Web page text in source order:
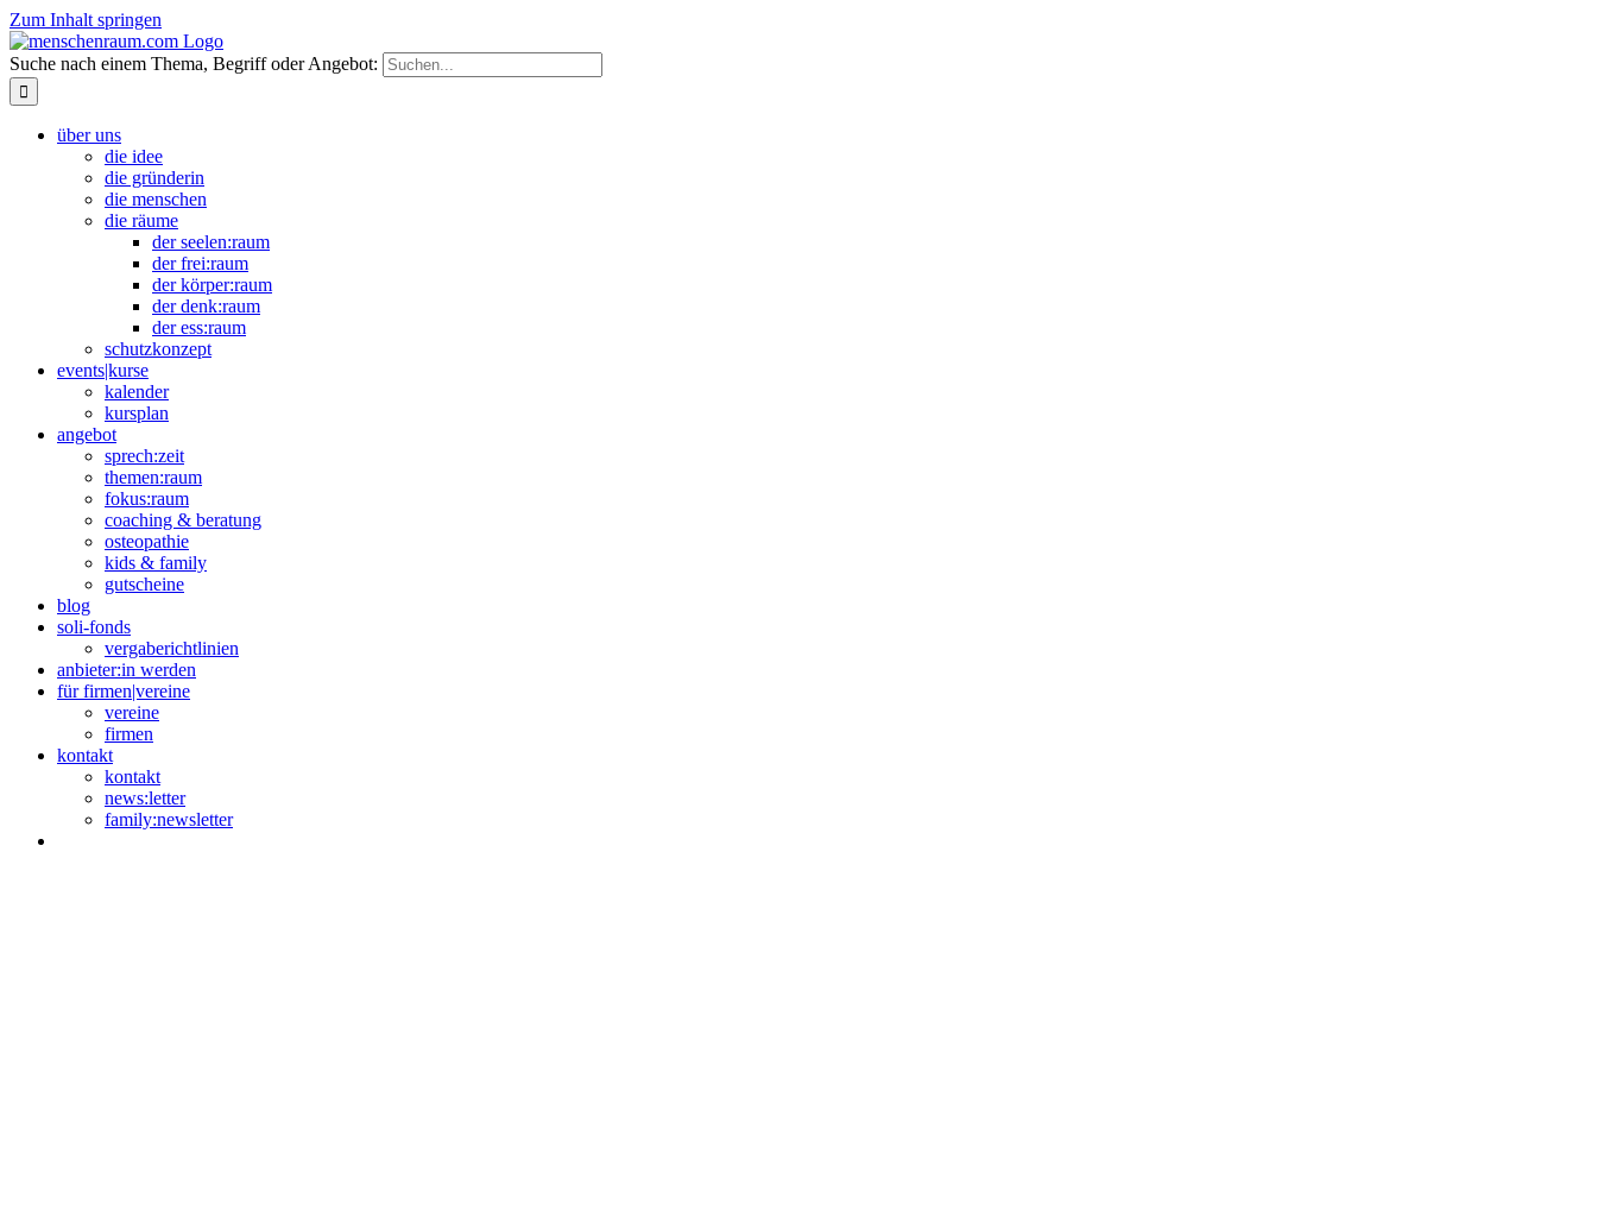
Zum Inhalt springen
Suche nach einem Thema, Begriff oder Angebot:
über uns
die idee
die gründerin
die menschen
die räume
der seelen:raum
der frei:raum
der körper:raum
der denk:raum
der ess:raum
schutzkonzept
events|kurse
kalender
kursplan
angebot
sprech:zeit
themen:raum
fokus:raum
coaching & beratung
osteopathie
kids & family
gutscheine
blog
soli-fonds
vergaberichtlinien
anbieter:in werden
für firmen|vereine
vereine
firmen
kontakt
kontakt
news:letter
family:newsletter